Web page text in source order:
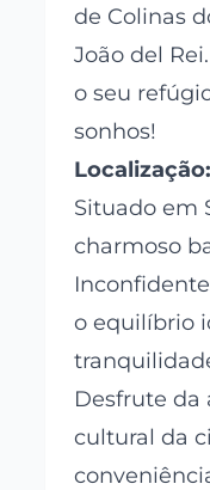
de Colinas
João del
o seu
sonhos!
Localização:
Situado em
charmoso
o equilíbrio
Desfrute da
cultural da